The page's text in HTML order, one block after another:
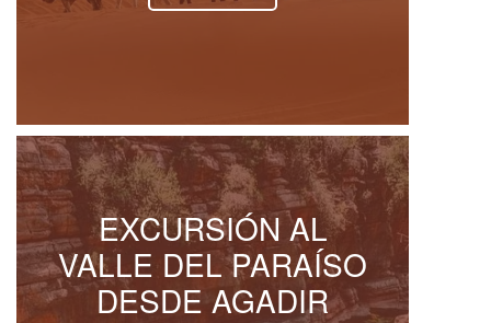
EXCURSIÓN AL
VALLE DEL PARAÍSO
DESDE AGADIR